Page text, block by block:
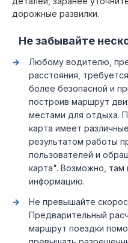
дорожные развилки.
Не забывайте
Любому водителю,
расстояния,
более безопасной и
построив маршрут
местами для отдыха.
карта имеет
результатом работы
пользователей и
карта". Возможно, там
информацию.
Не превышайте
Предварительный
маршрут поездки